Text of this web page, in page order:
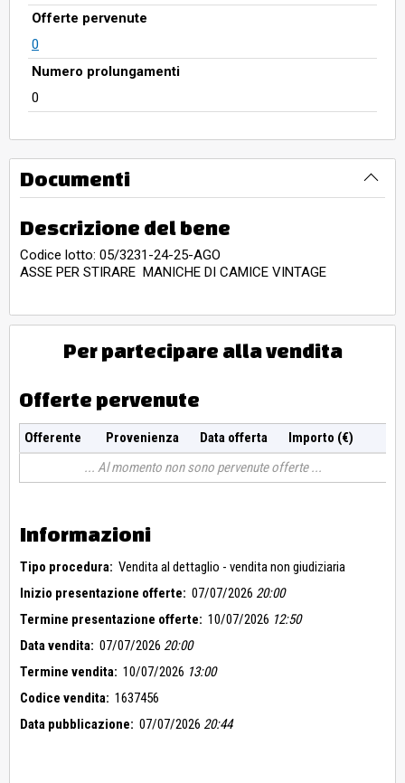
Offerte pervenute
0
Numero prolungamenti
0
Documenti
Descrizione del bene
Codice lotto: 05/3231-24-25-AGO
ASSE PER STIRARE MANICHE DI CAMICE VINTAGE
Per partecipare alla vendita
Offerte pervenute
Offerente Provenienza Data offerta
Importo (€)
Al momento non sono pervenute offerte
Informazioni
Tipo procedura: Vendita al dettaglio - vendita non giudiziaria
Inizio presentazione offerte: 07/07/2026 20:00
Termine presentazione offerte: 10/07/2026 12:50
Data vendita: 07/07/2026 20:00
Termine vendita: 10/07/2026 13:00
Codice vendita: 1637456
Data pubblicazione: 07/07/2026 20:44